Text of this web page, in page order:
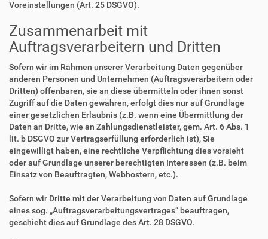
Voreinstellungen (Art. 25 DSGVO).
Zusammenarbeit mit
Auftragsverarbeitern und Dritten
Sofern wir im Rahmen unserer Verarbeitung Daten gegenüber
anderen Personen und Unternehmen (Auftragsverarbeitern oder
Dritten) offenbaren, sie an diese übermitteln oder ihnen sonst
Zugriff auf die Daten gewähren, erfolgt dies nur auf Grundlage
einer gesetzlichen Erlaubnis (z.B. wenn eine Übermittlung der
Daten an Dritte, wie an Zahlungsdienstleister, gem. Art. 6 Abs. 1
lit. b DSGVO zur Vertragserfüllung erforderlich ist), Sie
eingewilligt haben, eine rechtliche Verpflichtung dies vorsieht
oder auf Grundlage unserer berechtigten Interessen (z.B. beim
Einsatz von Beauftragten, Webhostern, etc.).
Sofern wir Dritte mit der Verarbeitung von Daten auf Grundlage
eines sog. „Auftragsverarbeitungsvertrages“ beauftragen,
geschieht dies auf Grundlage des Art. 28 DSGVO.